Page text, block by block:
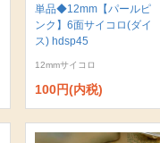
単品◆12mm【パールピ
ンク】6面サイコロ(ダイ
ス) hdsp45
12mmサイコロ
100円(内税)